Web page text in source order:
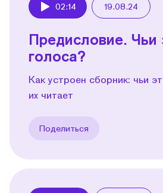
02:14 19.08.24
Предисловие. Чьи
голоса?
Как устроен сборник: чьи
их читает
Поделиться